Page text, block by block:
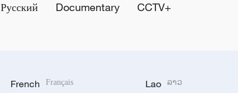
Русский Documentary CCTV+
French Français Lao ລາວ